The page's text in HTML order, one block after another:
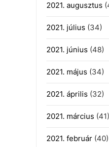
2021. augusztus
2021. július (34)
2021. június (48)
2021. május (34)
2021. április (32)
2021. március (41)
2021. február(40)